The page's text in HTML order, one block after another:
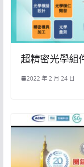
超精密光學組
2022 年 2 月 24 日